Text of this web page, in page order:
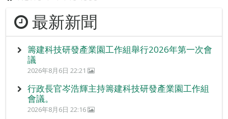
最新新聞
籌建科技研發產業園工作組舉行2026年第一次會
議
2026年8月6日 22:21
行政長官岑浩輝主持籌建科技研發產業園工作組
會議。
2026年8月6日 22:16